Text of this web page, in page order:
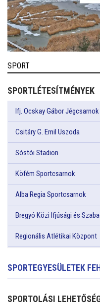
SPORT
SPORTLÉTESÍTMÉNYEK
Ifj. Ocskay Gábor Jégcsarnok
Csitáry G. Emil Uszoda
Sóstói Stadion
Köfém Sportcsarnok
Alba Regia Sportcsarnok
Bregyó Közi Ifjúsági és
Regionális Atlétikai Központ
SPORTEGYESÜLETEK
SPORTOLÁSI